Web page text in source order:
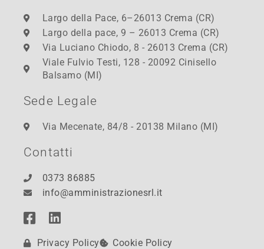
Largo della Pace, 6–26013 Crema (CR)
Largo della pace, 9 – 26013 Crema (CR)
Via Luciano Chiodo, 8 - 26013 Crema (CR)
Viale Fulvio Testi, 128 - 20092 Cinisello
Balsamo (MI)
Sede Legale
Via Mecenate, 84/8 - 20138 Milano (MI)
Contatti
0373 86885
info@amministrazionesrl.it
Privacy Policy Cookie Policy